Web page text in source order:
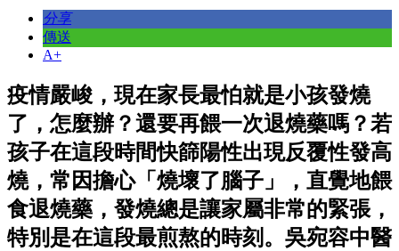
分享
傳送
A+
疫情嚴峻，現在家長最怕就是小孩發燒
了，怎麼辦？還要再餵一次退燒藥嗎？若
孩子在這段時間快篩陽性出現反覆性發高
燒，常因擔心「燒壞了腦子」，直覺地餵
食退燒藥，發燒總是讓家屬非常的緊張，
特別是在這段最煎熬的時刻。吳宛容中醫